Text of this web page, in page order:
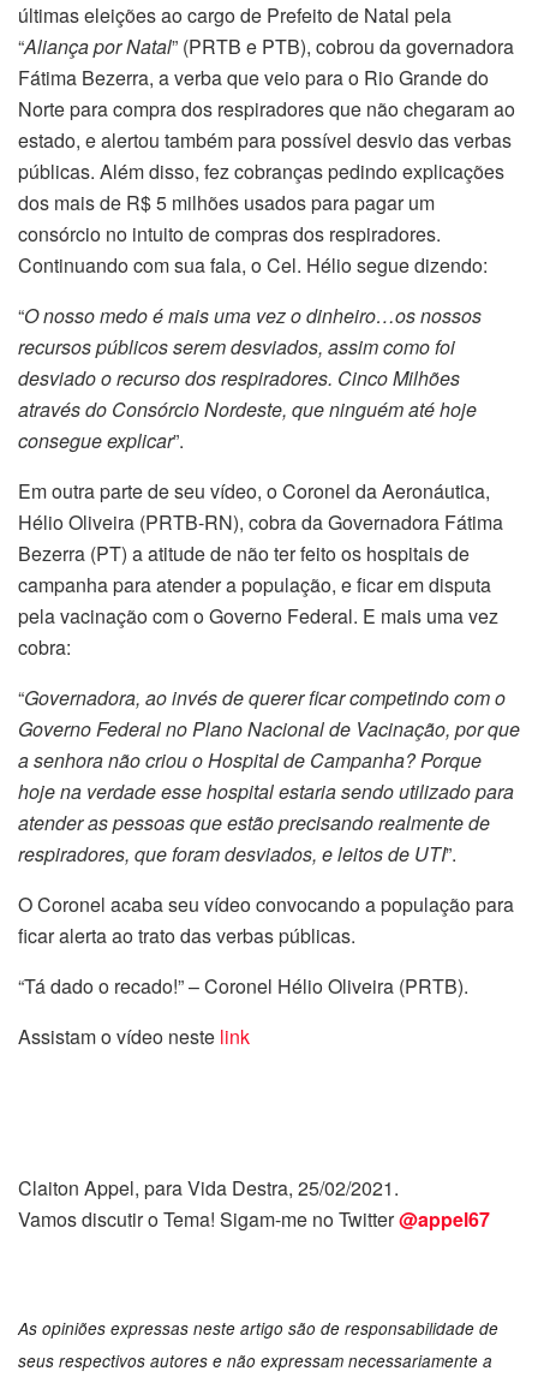
últimas eleições ao cargo de Prefeito de Natal pela
“Aliança por Natal” (PRTB e PTB), cobrou da governadora
Fátima Bezerra, a verba que veio para o Rio Grande do
Norte para compra dos respiradores que não chegaram ao
estado, e alertou também para possível desvio das verbas
públicas. Além disso, fez cobranças pedindo explicações
dos mais de R$ 5 milhões usados para pagar um
consórcio no intuito de compras dos respiradores.
Continuando com sua fala, o Cel. Hélio segue dizendo:
“O nosso medo é mais uma vez o dinheiro…os nossos
recursos públicos serem desviados, assim como foi
desviado o recurso dos respiradores. Cinco Milhões
através do Consórcio Nordeste, que ninguém até hoje
consegue explicar”.
Em outra parte de seu vídeo, o Coronel da Aeronáutica,
Hélio Oliveira (PRTB-RN), cobra da Governadora Fátima
Bezerra (PT) a atitude de não ter feito os hospitais de
campanha para atender a população, e ficar em disputa
pela vacinação com o Governo Federal. E mais uma vez
cobra:
“Governadora, ao invés de querer ficar competindo com o
Governo Federal no Plano Nacional de Vacinação, por que
a senhora não criou o Hospital de Campanha? Porque
hoje na verdade esse hospital estaria sendo utilizado para
atender as pessoas que estão precisando realmente de
respiradores, que foram desviados, e leitos de UTI”.
O Coronel acaba seu vídeo convocando a população para
ficar alerta ao trato das verbas públicas.
“Tá dado o recado!” – Coronel Hélio Oliveira (PRTB).
Assistam o vídeo neste link
Claiton Appel, para Vida Destra, 25/02/2021.
Vamos discutir o Tema! Sigam-me no Twitter@appel67
As opiniões expressas neste artigo são de responsabilidade de
seus respectivos autores e não expressam necessariamente a